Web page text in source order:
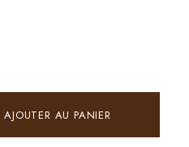
AJOUTER AU PANIER